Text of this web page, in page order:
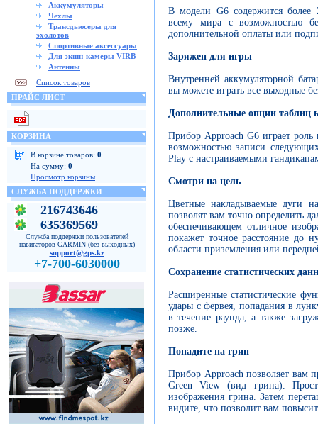
Аккумуляторы
Чехлы
Трансдьюсеры для
эхолотов
Спортивные аксессуары
Для экшн-камеры VIRB
Антенны
Список товаров
ПРАЙС ЛИСТ
КОРЗИНА
В корзине товаров: 0
На сумму: 0
Просмотр корзины
СЛУЖБА ПОДДЕРЖКИ
216743646
635369569
Служба поддержки пользователей
навигаторов GARMIN (без выходных)
support@gps.kz
+7-700-6030000
В модели G6 содержится более
всему мира с возможностью
дополнительной оплаты или
Заряжен для игры
Внутренней аккумуляторной
вы можете играть все выходные
Дополнительные опции таблиц
Прибор Approach G6 играет
возможностью записи
Play с настраиваемыми
Смотри на цель
Цветные накладываемые дуги
позволят вам точно определить
обеспечивающем отличное
покажет точное расстояние до
области приземления или
Сохранение статистических
Расширенные статистические
удары с фервея, попадания в
в течение раунда, а также
позже.
Попадите на грин
Прибор Approach позволяет вам
Green View (вид грина).
изображения грина. Затем
видите, что позволит вам